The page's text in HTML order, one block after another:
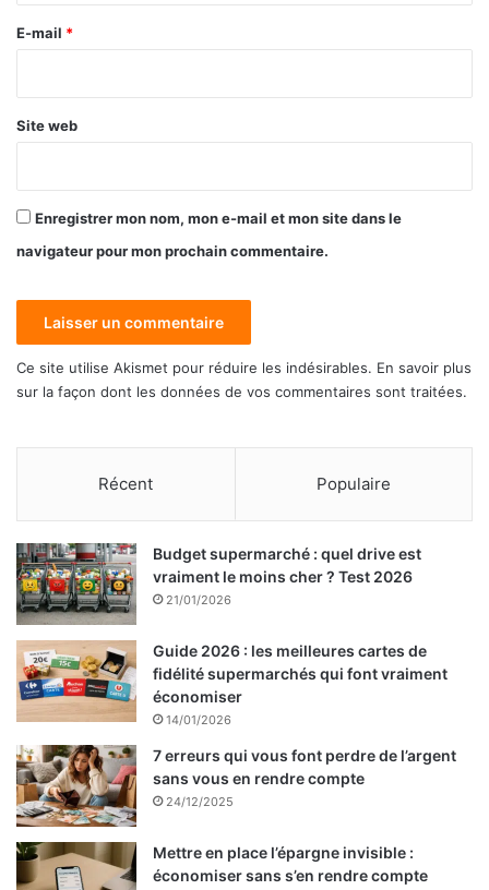
e
E-mail *
Site web
Enregistrer mon nom, mon e-mail et mon site dans le
navigateur pour mon prochain commentaire.
Ce site utilise Akismet pour réduire les indésirables. En savoir plus
sur la façon dont les données de vos commentaires sont traitées.
Récent Populaire
Budget supermarché : quel drive est
vraiment le moins cher ? Test 2026
21/01/2026
Guide 2026 : les meilleures cartes de
fidélité supermarchés qui font vraiment
économiser
14/01/2026
7 erreurs qui vous font perdre de l’argent
sans vous en rendre compte
24/12/2025
Mettre en place l’épargne invisible :
économiser sans s’en rendre compte